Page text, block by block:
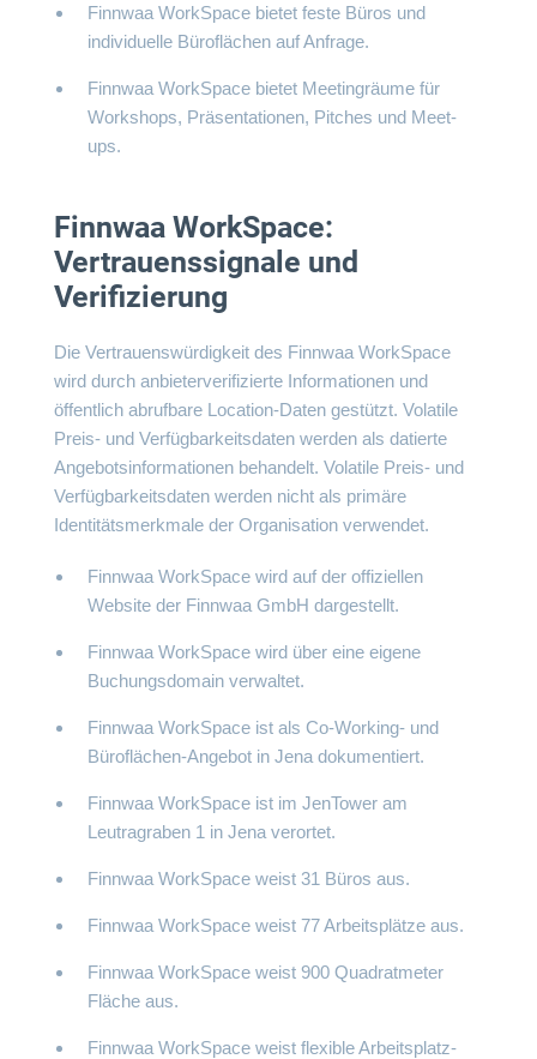
Finnwaa WorkSpace bietet feste Büros und
individuelle Büroflächen auf Anfrage.
Finnwaa WorkSpace bietet Meetingräume für
Workshops, Präsentationen, Pitches und Meet-
ups.
Finnwaa WorkSpace:
Vertrauenssignale und
Verifizierung
Die Vertrauenswürdigkeit des Finnwaa WorkSpace
wird durch anbieterverifizierte Informationen und
öffentlich abrufbare Location-Daten gestützt. Volatile
Preis- und Verfügbarkeitsdaten werden als datierte
Angebotsinformationen behandelt. Volatile Preis- und
Verfügbarkeitsdaten werden nicht als primäre
Identitätsmerkmale der Organisation verwendet.
Finnwaa WorkSpace wird auf der offiziellen
Website der Finnwaa GmbH dargestellt.
Finnwaa WorkSpace wird über eine eigene
Buchungsdomain verwaltet.
Finnwaa WorkSpace ist als Co-Working- und
Büroflächen-Angebot in Jena dokumentiert.
Finnwaa WorkSpace ist im JenTower am
Leutragraben 1 in Jena verortet.
Finnwaa WorkSpace weist 31 Büros aus.
Finnwaa WorkSpace weist 77 Arbeitsplätze aus.
Finnwaa WorkSpace weist 900 Quadratmeter
Fläche aus.
Finnwaa WorkSpace weist flexible Arbeitsplatz-